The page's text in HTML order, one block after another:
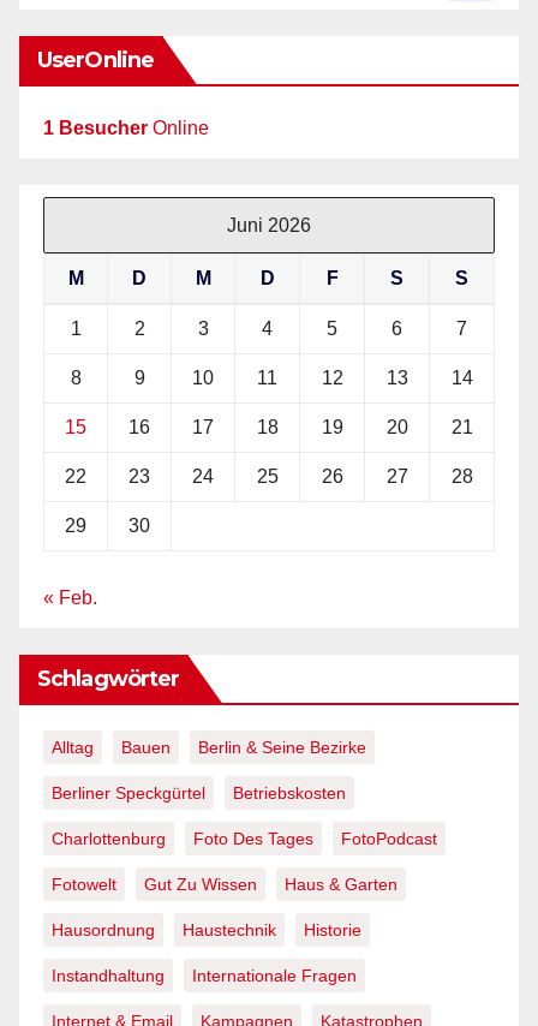
UserOnline
1 Besucher Online
Juni 2026
M D M D F S S
1 2 3 4 5 6 7
8 9 10 11 12 13 14
15 16 17 18 19 20 21
22 23 24 25 26 27 28
29 30
« Feb.
Schlagwörter
Alltag Bauen Berlin & Seine Bezirke
Berliner Speckgürtel Betriebskosten
Charlottenburg Foto Des Tages FotoPodcast
Fotowelt Gut Zu Wissen Haus & Garten
Hausordnung Haustechnik Historie
Instandhaltung Internationale Fragen
Internet & Email Kampagnen Katastrophen